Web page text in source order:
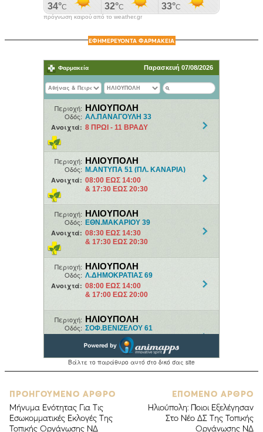
πρόγνωση καιρού από το weather.gr
ΕΦΗΜΕΡΕΥΟΝΤΑ ΦΑΡΜΑΚΕΙΑ
ΠΡΟΗΓΟΥΜΕΝΟ ΑΡΘΡΟ
Μήνυμα Ενότητας Για Τις
Εσωκομματικές Εκλογές Της
Τοπικής Οργάνωσης ΝΔ
ΕΠΟΜΕΝΟ ΑΡΘΡΟ
Ηλιούπολη: Ποιοι Εξελέγησαν
Στο Νέο ΔΣ Της Τοπικής
Οργάνωσης ΝΔ